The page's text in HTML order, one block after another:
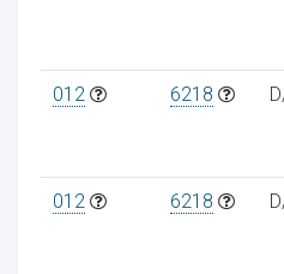
012 6218
012 6218